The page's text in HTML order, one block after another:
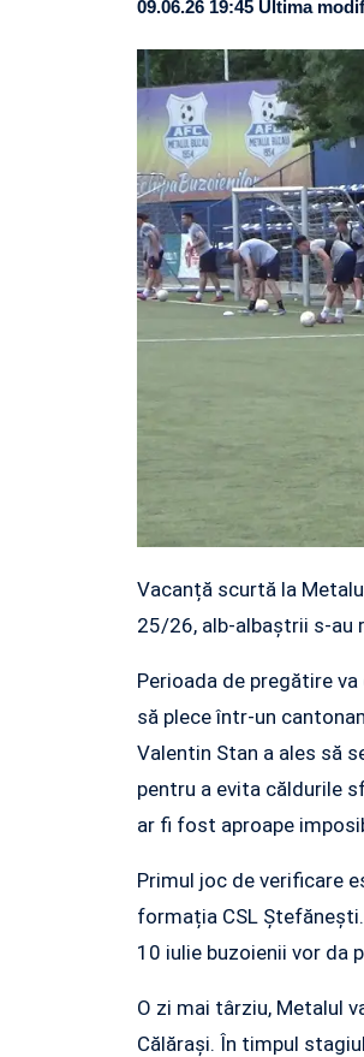
09.06.26 19:45 Ultima
Vacanță scurtă la
25/26, alb-albaștrii s-au
Perioada de pregătire
să plece într-un
Valentin Stan a ales să
pentru a evita căldurile
ar fi fost aproape
Primul joc de verificare
formația CSL Ștefănești.
10 iulie buzoienii vor da
O zi mai târziu, Metalul
Călărași. În timpul